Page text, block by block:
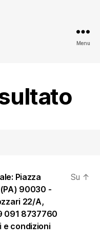
Menu
Piazza
90030 -
22/A,
091 8737760
e condizioni
Su ↑